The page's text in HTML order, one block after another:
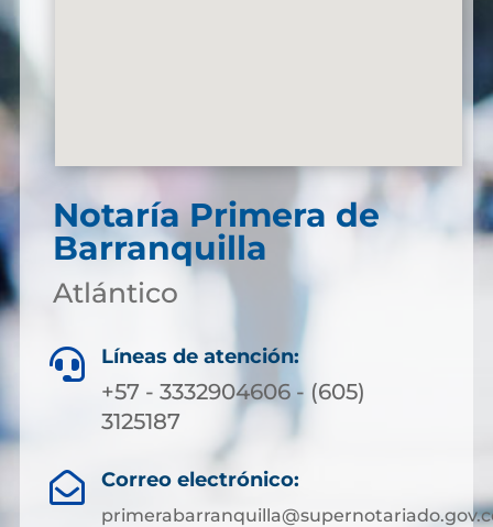
Notaría Primera de
Barranquilla
Atlántico
 Líneas de atención:
+57 - 3332904606 - (605)
3125187
 Correo electrónico: